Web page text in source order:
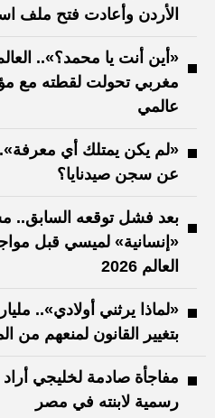
الأردن وأعادت فتح ملف
«أين أنت يا محمد؟»..
مغربي تحولت لقطته مع
عالمي
«لم يكن يمتلك أي
عن سجن صيدنايا؟
بعد فشل توقعه السابق..
«إنسانية» لميسي قبل
العالم 2026
«لماذا يرثني أولادي»..
بتغيير القانون لمنعهم من
مفاجأة صادمة لخليجي
رسمية لابنته في مصر